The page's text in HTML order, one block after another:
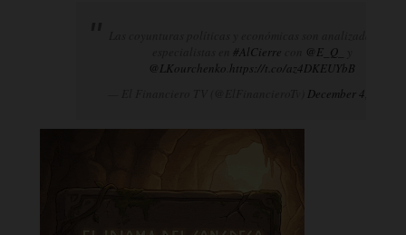
#AlCierre @E_Q_
@LKourchenko https://t.co/az4DKEUYbB
December 4, 2024